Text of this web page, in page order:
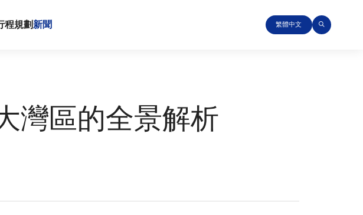
程規劃新聞 繁體中文
灣區的全景解析